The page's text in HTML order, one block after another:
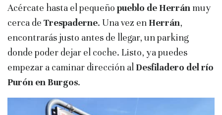
Acércate hasta el pequeño pueblo de Herrán muy
cerca de Trespaderne. Una vez en Herrán,
encontrarás justo antes de llegar, un parking
donde poder dejar el coche. Listo, ya puedes
empezar a caminar dirección al Desfiladero del río
Purón en Burgos.